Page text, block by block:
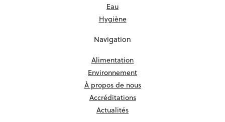
Eau
Hygiène
Navigation
Alimentation
Environnement
À propos de nous
Accréditations
Actualités